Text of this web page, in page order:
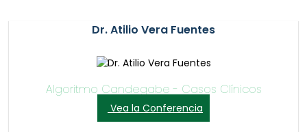
Dr. Atilio Vera Fuentes
Algoritmo Candegabe - Casos Clínicos
Vea la Conferencia